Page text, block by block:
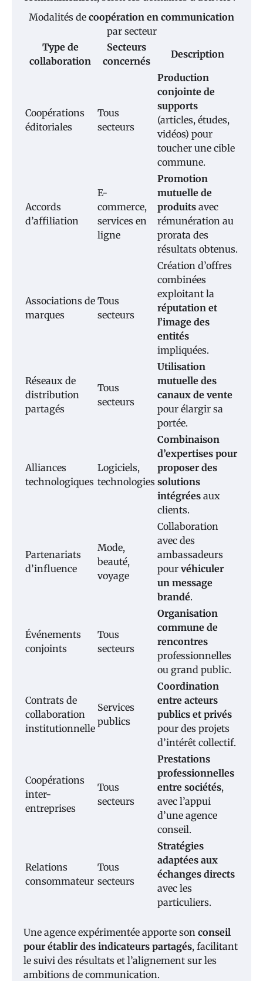
Modalités de coopération en communication
par secteur
Type de
collaboration
Secteurs
concernés
Description
Coopérations
éditoriales
Tous
secteurs
Production
conjointe de
supports
(articles, études,
vidéos) pour
toucher une cible
commune.
Accords
d’affiliation
E-
commerce,
services en
ligne
Promotion
mutuelle de
produits avec
rémunération au
prorata des
résultats obtenus.
Associations de
marques
Tous
secteurs
Création d’offres
combinées
exploitant la
réputation et
l’image des
entités
impliquées.
Réseaux de
distribution
partagés
Tous
secteurs
Utilisation
mutuelle des
canaux de vente
pour élargir sa
portée.
Alliances
technologiques
Logiciels,
technologies
Combinaison
d’expertises pour
proposer des
solutions
intégrées aux
clients.
Partenariats
d’influence
Mode,
beauté,
voyage
Collaboration
avec des
ambassadeurs
pour véhiculer
un message
brandé.
Événements
conjoints
Tous
secteurs
Organisation
commune de
rencontres
professionnelles
ou grand public.
Contrats de
collaboration
institutionnelle
Services
publics
Coordination
entre acteurs
publics et privés
pour des projets
d’intérêt collectif.
Coopérations
inter-
entreprises
Tous
secteurs
Prestations
professionnelles
entre sociétés,
avec l’appui
d’une agence
conseil.
Relations
consommateur
Tous
secteurs
Stratégies
adaptées aux
échanges directs
avec les
particuliers.
Une agence expérimentée apporte son conseil
pour établir des indicateurs partagés, facilitant
le suivi des résultats et l’alignement sur les
ambitions de communication.